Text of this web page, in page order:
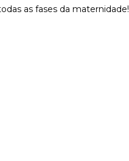
as fases da maternidade!